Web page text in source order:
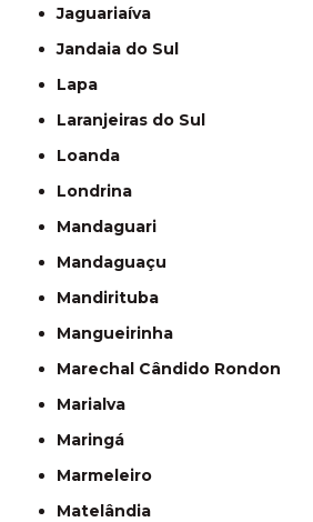
Jaguariaíva
Jandaia do Sul
Lapa
Laranjeiras do Sul
Loanda
Londrina
Mandaguari
Mandaguaçu
Mandirituba
Mangueirinha
Marechal Cândido Rondon
Marialva
Maringá
Marmeleiro
Matelândia